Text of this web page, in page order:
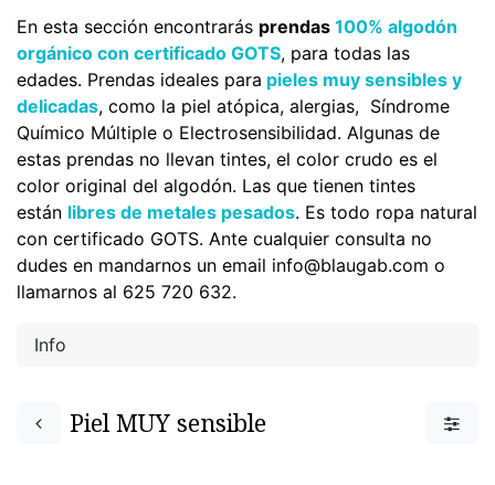
En esta sección encontrarás prendas 100% algodón
orgánico con certificado GOTS, para todas las
edades. Prendas ideales para pieles muy sensibles y
delicadas, como la piel atópica, alergias, Síndrome
Químico Múltiple o Electrosensibilidad. Algunas de
estas prendas no llevan tintes, el color crudo es el
color original del algodón. Las que tienen tintes
están libres de metales pesados. Es todo ropa natural
con certificado GOTS. Ante cualquier consulta no
dudes en mandarnos un email info@blaugab.com o
llamarnos al 625 720 632.
Info
Piel MUY sensible